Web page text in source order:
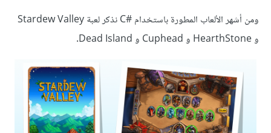
ومن أشهر الألعاب المطورة باستخدام C#‎ نذكر لعبة Stardew Valley
و HearthStone و Cuphead و Dead Island.